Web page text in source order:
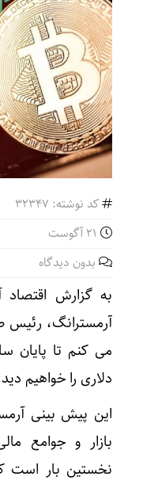
کد نوشته: 32347
بدون دیدگاه
به گزارش اقتصاد
آرمسترانگ، رئیس
دلاری را خواهیم
این پیش بینی
بازار و جوامع
نخستین بار است